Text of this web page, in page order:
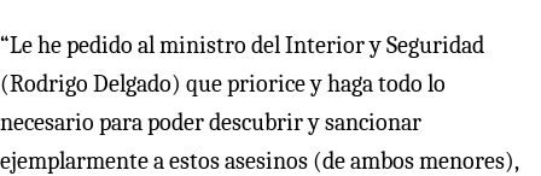
“Le he pedido al ministro del Interior y Seguridad
(Rodrigo Delgado) que priorice y haga todo lo
necesario para poder descubrir y sancionar
ejemplarmente a estos asesinos (de ambos menores),